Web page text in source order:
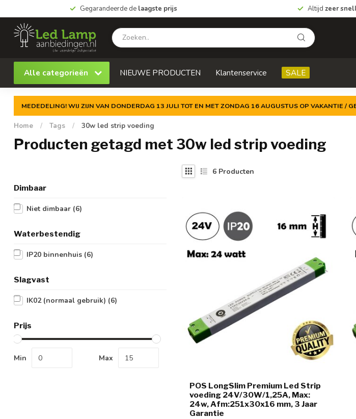
Gegarandeerde de laagste prijs Altijd zeer
Alle categorieën NIEUWE PRODUCTEN Klantenservice SALE
MEDEDELING! WIJ ZIJN VAN DONDERDAG 13 JULI TOT EN MET ZONDAG 16 AUGUSTUS OP VAKANTIE /
Home / Tags / 30w led strip voeding
Producten getagd met 30w led strip voeding
Dimbaar
Niet dimbaar (6)
Waterbestendig
IP20 binnenhuis (6)
Slagvast
IK02 (normaal gebruik) (6)
Prijs
Min Max
6 Producten
POS LongSlim Premium Led Strip
voeding 24V/30W/1,25A, Max:
24w, Afm:251x30x16 mm, 3 Jaar
Garantie